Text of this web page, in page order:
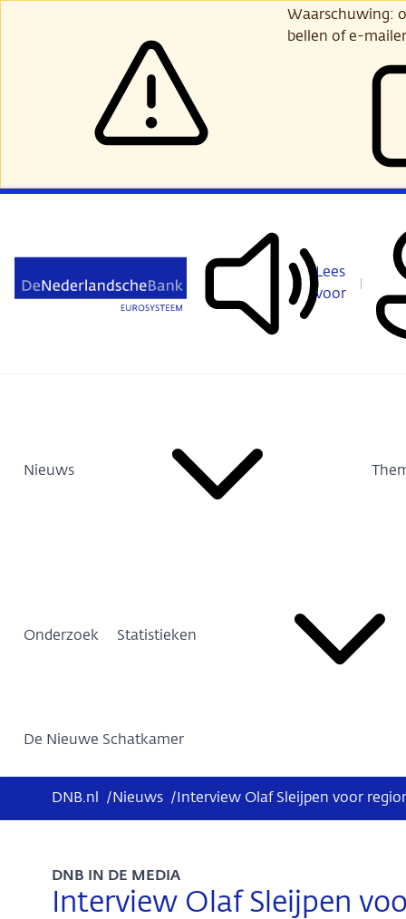
Waarschuwing:
bellen of e-
Lees
voor
Nieuws
Onderzoek Statistieken
De Nieuwe Schatkamer
DNB.nl / Nieuws / Interview Olaf Sleijpen voor
Interview Olaf Sleijpen
DNB IN DE MEDIA